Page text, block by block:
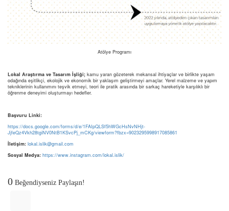
Atölye Programı
Lokal Araştırma ve Tasarım İşliği; kamu yararı gözeterek mekansal ihtiyaçlar ve birlikte yaşam
odağında eşitlikçi, ekolojik ve ekonomik bir yaklaşım geliştirmeyi amaçlar. Yerel malzeme ve yapım
tekniklerinin kullanımını teşvik etmeyi, teori ile pratik arasında bir sarkaç hareketiyle karşılıklı bir
öğrenme deneyimi oluşturmayı hedefler.
Başvuru Linki:
https://docs.google.com/forms/d/e/1FAIpQLSf5hWGcHsNvNHjt-
JjfeQz4Vkh28tgiNV0NtB1KSvcPj_mCKg/viewform?fbzx=9023295998917085861
İletişim: lokal.islik@gmail.com
Sosyal Medya: https://www.instagram.com/lokal.islik/
0 Beğendiyseniz Paylaşın!